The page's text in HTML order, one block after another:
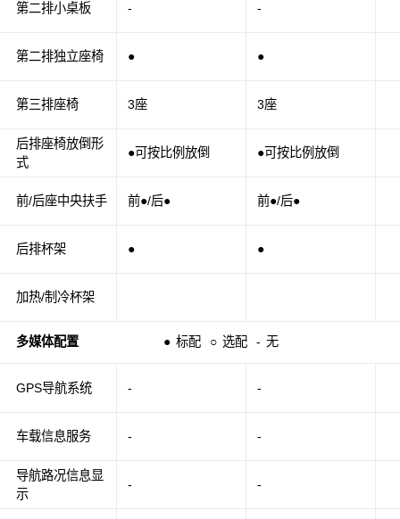
第二排小桌板
第二排独立座椅
第三排座椅
后排座椅放倒形
式
前/后座中央扶手
后排杯架
加热/制冷杯架
多媒体配置 ● 标配 ○ 选配 - 无
GPS导航系统
车载信息服务
导航路况信息显
示
- -
● ●
3座 3座
●可按比例放倒 ●可按比例放倒
前●/后● 前●/后●
● ●
- -
- -
- -